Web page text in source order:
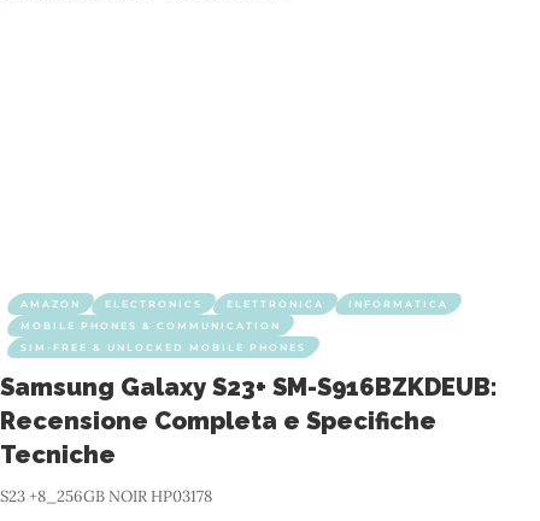
AMAZON ELECTRONICS ELETTRONICA
INFORMATICA
MOBILE PHONES & COMMUNICATION
SIM-FREE & UNLOCKED MOBILE PHONES
Samsung Galaxy S23+ SM-S916BZKDEUB:
Recensione Completa e Specifiche
Tecniche
S23 +8_256GB NOIR HP03178